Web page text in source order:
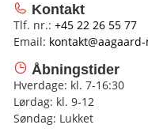
Kontakt
Tlf. nr.: +45 22 26 55 77
Email:
Åbningstider
Hverdage: kl. 7-16:30
Lørdag: kl. 9-12
Søndag: Lukket